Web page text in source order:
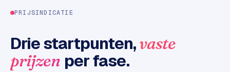
d
L
b
PRIJSINDICATIE
Drie startpunten,vaste
prijzen per fase.